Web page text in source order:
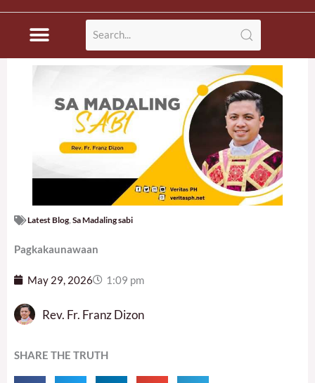
Latest Blog Sa Madaling sabi
Pagkakaunawaan
May 29, 2026 1:09 pm
Rev. Fr. Franz Dizon
SHARE THE TRUTH